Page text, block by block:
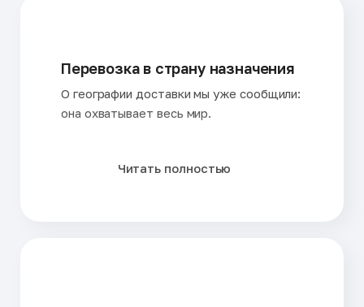
Перевозка в страну назначения
О географии доставки мы уже сообщили:
она охватывает весь мир.
Читать полностью